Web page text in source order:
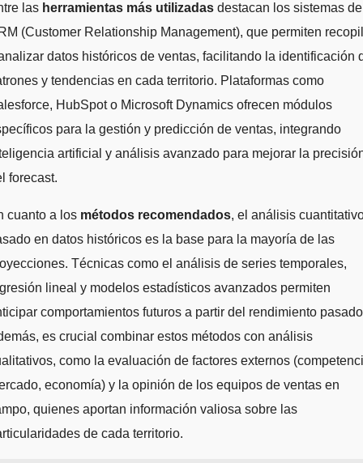
las herramientas más utilizadas destacan los sistemas de
(Customer Relationship Management), que permiten
datos históricos de ventas, facilitando la identificación
y tendencias en cada territorio. Plataformas como
HubSpot o Microsoft Dynamics ofrecen módulos
para la gestión y predicción de ventas, integrando
artificial y análisis avanzado para mejorar la
forecast.
cuanto a los métodos recomendados, el análisis
en datos históricos es la base para la mayoría de las
Técnicas como el análisis de series temporales,
lineal y modelos estadísticos avanzados permiten
comportamientos futuros a partir del rendimiento
es crucial combinar estos métodos con análisis
como la evaluación de factores externos
economía) y la opinión de los equipos de ventas en
quienes aportan información valiosa sobre las
de cada territorio.